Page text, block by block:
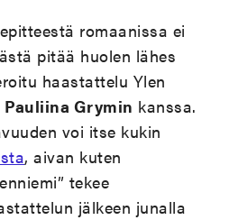
romaanissa ei
pitää huolen lähes
haastattelu Ylen
Pauliina Grymin kanssa.
voi itse kukin
, aivan kuten
tekee
jälkeen junalla